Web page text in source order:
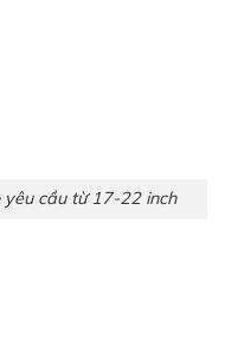
yêu cầu từ 17-22 inch